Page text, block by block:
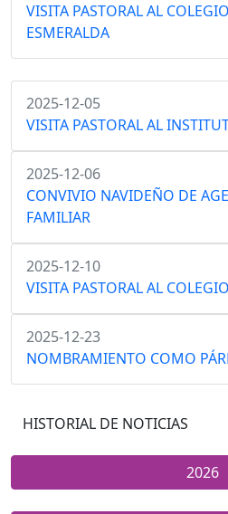
VISITA PASTORAL AL
ESMERALDA
2025-12-05
VISITA PASTORAL AL
2025-12-06
CONVIVIO NAVIDEÑO DE
FAMILIAR
2025-12-10
VISITA PASTORAL AL
2025-12-23
NOMBRAMIENTO COMO
HISTORIAL DE NOTICIAS
2026